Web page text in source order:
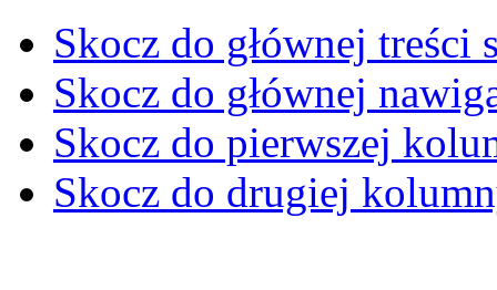
Skocz do głównej treści
Skocz do głównej
Skocz do pierwszej
Skocz do drugiej